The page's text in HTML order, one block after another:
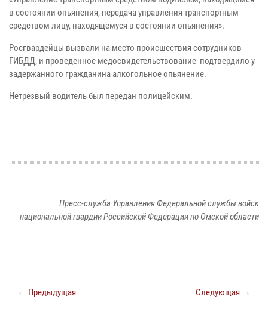
в состоянии опьянения, передача управления транспортным
средством лицу, находящемуся в состоянии опьянения».
Росгвардейцы вызвали на место происшествия сотрудников
ГИБДД, и проведенное медосвидетельствование подтвердило у
задержанного гражданина алкогольное опьянение.
Нетрезвый водитель был передан полицейским.
Пресс-служба Управления Федеральной службы войск
национальной гвардии Российской Федерации по Омской области
← Предыдущая Следующая →